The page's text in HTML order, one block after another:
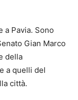
a Pavia. Sono
Gian Marco
della
a quelli del
città.